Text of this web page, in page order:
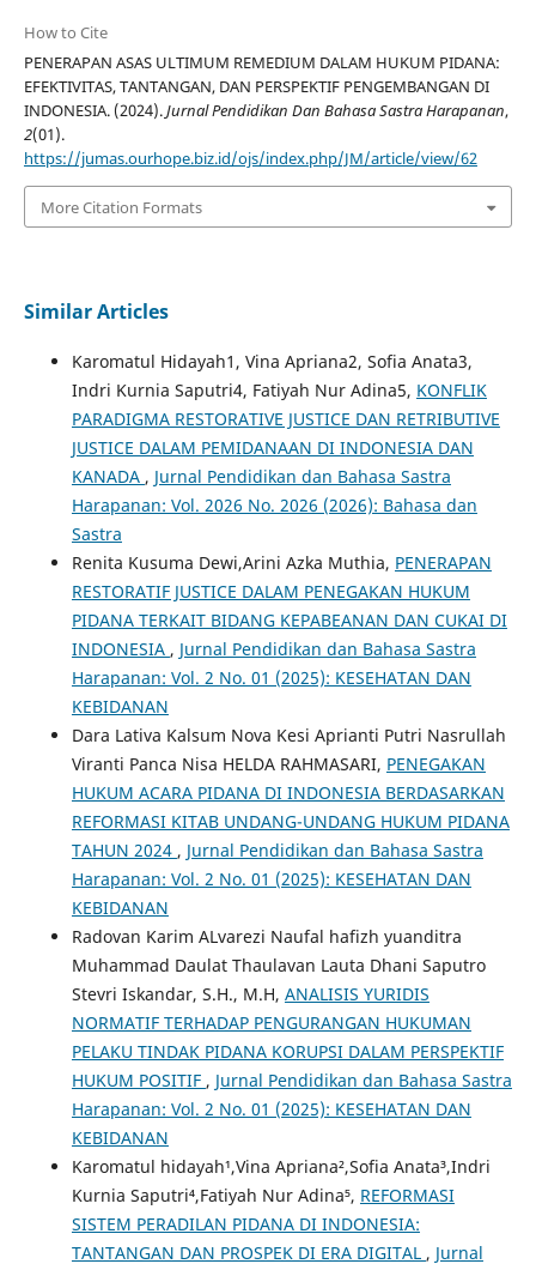
How to Cite
PENERAPAN ASAS ULTIMUM REMEDIUM DALAM HUKUM PIDANA:
EFEKTIVITAS, TANTANGAN, DAN PERSPEKTIF PENGEMBANGAN DI
INDONESIA. (2024).Jurnal Pendidikan Dan Bahasa Sastra Harapanan,
2(01).
https://jumas.ourhope.biz.id/ojs/index.php/JM/article/view/62
More Citation Formats
Similar Articles
Karomatul Hidayah1, Vina Apriana2, Sofia Anata3,
Indri Kurnia Saputri4, Fatiyah Nur Adina5, KONFLIK
PARADIGMA RESTORATIVE JUSTICE DAN RETRIBUTIVE
JUSTICE DALAM PEMIDANAAN DI INDONESIA DAN
KANADA , Jurnal Pendidikan dan Bahasa Sastra
Harapanan: Vol. 2026 No. 2026 (2026): Bahasa dan
Sastra
Renita Kusuma Dewi,Arini Azka Muthia, PENERAPAN
RESTORATIF JUSTICE DALAM PENEGAKAN HUKUM
PIDANA TERKAIT BIDANG KEPABEANAN DAN CUKAI DI
INDONESIA , Jurnal Pendidikan dan Bahasa Sastra
Harapanan: Vol. 2 No. 01 (2025): KESEHATAN DAN
KEBIDANAN
Dara Lativa Kalsum Nova Kesi Aprianti Putri Nasrullah
Viranti Panca Nisa HELDA RAHMASARI, PENEGAKAN
HUKUM ACARA PIDANA DI INDONESIA BERDASARKAN
REFORMASI KITAB UNDANG-UNDANG HUKUM PIDANA
TAHUN 2024 , Jurnal Pendidikan dan Bahasa Sastra
Harapanan: Vol. 2 No. 01 (2025): KESEHATAN DAN
KEBIDANAN
Radovan Karim ALvarezi Naufal hafizh yuanditra
Muhammad Daulat Thaulavan Lauta Dhani Saputro
Stevri Iskandar, S.H., M.H, ANALISIS YURIDIS
NORMATIF TERHADAP PENGURANGAN HUKUMAN
PELAKU TINDAK PIDANA KORUPSI DALAM PERSPEKTIF
HUKUM POSITIF , Jurnal Pendidikan dan Bahasa Sastra
Harapanan: Vol. 2 No. 01 (2025): KESEHATAN DAN
KEBIDANAN
Karomatul hidayah¹,Vina Apriana²,Sofia Anata³,Indri
Kurnia Saputri⁴,Fatiyah Nur Adina⁵, REFORMASI
SISTEM PERADILAN PIDANA DI INDONESIA:
TANTANGAN DAN PROSPEK DI ERA DIGITAL , Jurnal